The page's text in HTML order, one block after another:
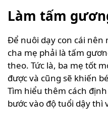
Làm tấm
Để nuôi dạy con cái nên
cha mẹ phải là tấm
theo. Tức là, ba mẹ tốt
được và cũng sẽ khiến
Tìm hiểu thêm cách
bước vào độ tuổi dậy thì